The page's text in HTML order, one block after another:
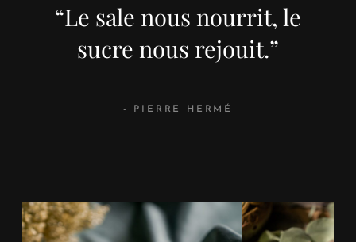
“Le sale nous nourrit, le
sucre nous rejouit.”
- PIERRE HERMÉ